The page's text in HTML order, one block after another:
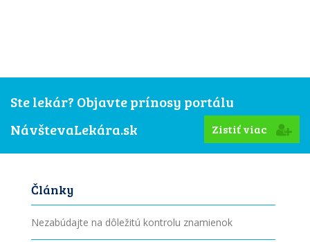
Ste lekár? Objavte prínosy portálu
NávštevaLekára.sk
Zistiť viac
Články
Nezabúdajte na dôležitú kontrolu znamienok